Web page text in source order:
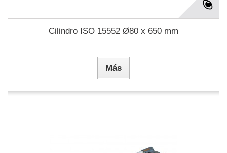
Cilindro ISO 15552 Ø80 x 650 mm
Más